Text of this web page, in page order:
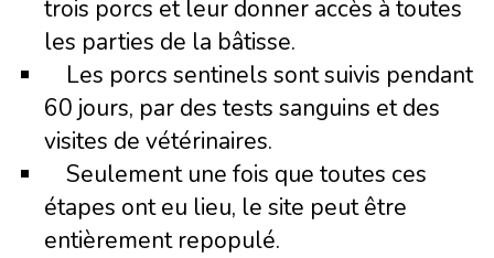
trois porcs et leur donner accès à toutes
les parties de la bâtisse.
Les porcs sentinels sont suivis pendant
60 jours, par des tests sanguins et des
visites de vétérinaires.
Seulement une fois que toutes ces
étapes ont eu lieu, le site peut être
entièrement repopulé.